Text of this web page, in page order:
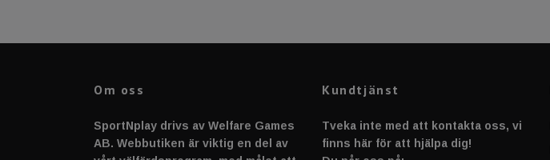
Om oss
SportNplay drivs av Welfare Games
AB. Webbutiken är viktig en del av
Kundtjänst
Tveka inte med att kontakta oss, vi
finns här för att hjälpa dig!